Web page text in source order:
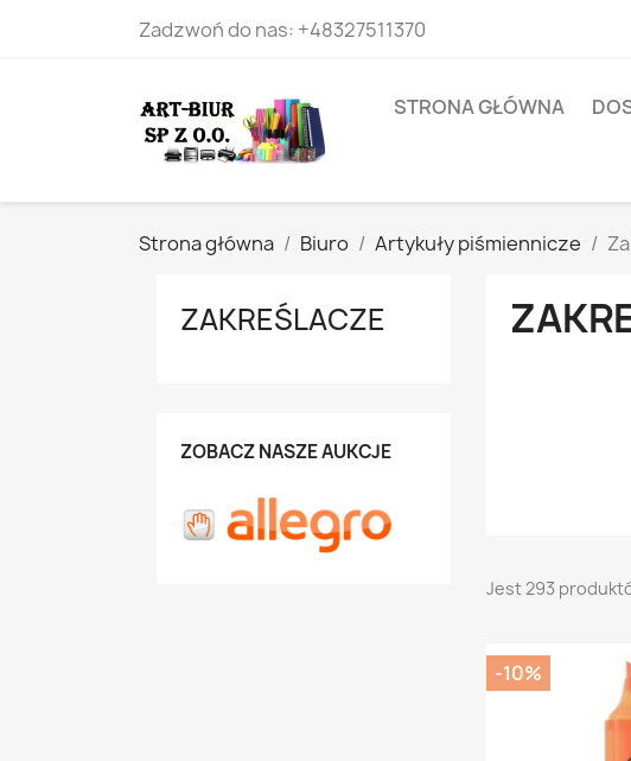
Zadzwoń do nas: +48327511370
STRONA GŁÓWNA
Strona główna Biuro Artykuły piśmiennicze
ZAKREŚLACZE
ZOBACZ NASZE AUKCJE
Jest 293
-10%